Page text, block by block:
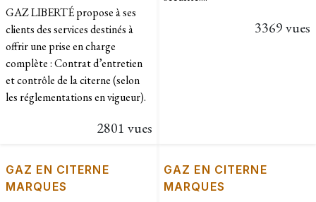
GAZ LIBERTÉ propose à ses
clients des services destinés à
offrir une prise en charge
complète : Contrat d’entretien
et contrôle de la citerne (selon
les réglementations en vigueur).
2801 vues
3369 vues
GAZ EN CITERNE
MARQUES
GAZ EN CITERNE
MARQUES